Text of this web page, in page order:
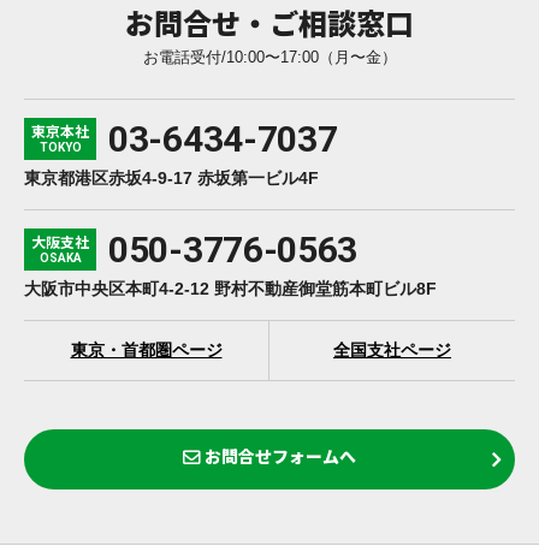
お問合せ・ご相談窓口
お電話受付/10:00〜17:00（月〜金）
東京本社
TOKYO 03-6434-7037
東京都港区赤坂4-9-17 赤坂第一ビル4F
大阪支社
OSAKA 050-3776-0563
大阪市中央区本町4-2-12 野村不動産御堂筋本町ビル8F
東京・首都圏ページ 全国支社ページ
お問合せフォームへ